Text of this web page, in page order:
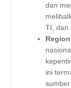
dan
TI, dan
ini